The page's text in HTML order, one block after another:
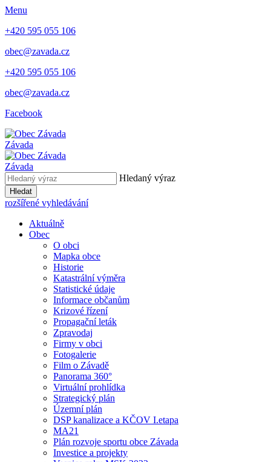
Menu
+420 595 055 106
obec@zavada.cz
+420 595 055 106
obec@zavada.cz
Facebook
Závada
Závada
Hledaný výraz
Hledat
rozšířené vyhledávání
Aktuálně
Obec
O obci
Mapka obce
Historie
Katastrální výměra
Statistické údaje
Informace občanům
Krizové řízení
Propagační leták
Zpravodaj
Firmy v obci
Fotogalerie
Film o Závadě
Panorama 360°
Virtuální prohlídka
Strategický plán
Územní plán
DSP kanalizace a KČOV I.etapa
MA21
Plán rozvoje sportu obce Závada
Investice a projekty